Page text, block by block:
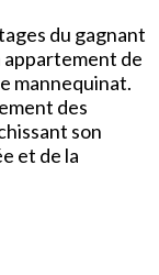
du gagnant
de
mannequinat.
des
son
et de la